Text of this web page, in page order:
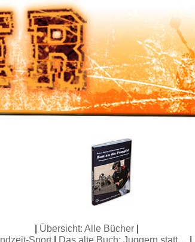
Übersicht: Alle Bücher
Sport| Das alte Buch: Juggern statt ...